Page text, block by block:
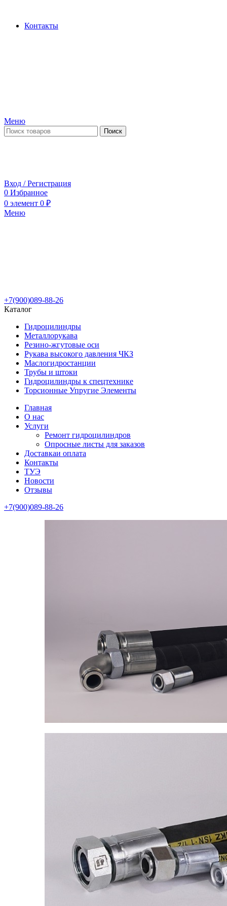
Контакты
Меню
Поиск
Вход / Регистрация
0 Избранное
0 элемент 0 ₽
Меню
+7(900)089-88-26
Каталог
Гидроцилиндры
Металлорукава
Резино-жгутовые оси
Рукава высокого давления ЧКЗ
Маслогидростанции
Трубы и штоки
Гидроцилиндры к спецтехнике
Торсионные Упругие Элементы
Главная
О нас
Услуги
Ремонт гидроцилиндров
Опросные листы для заказов
Доставкаи оплата
Контакты
ТУЭ
Новости
Отзывы
+7(900)089-88-26